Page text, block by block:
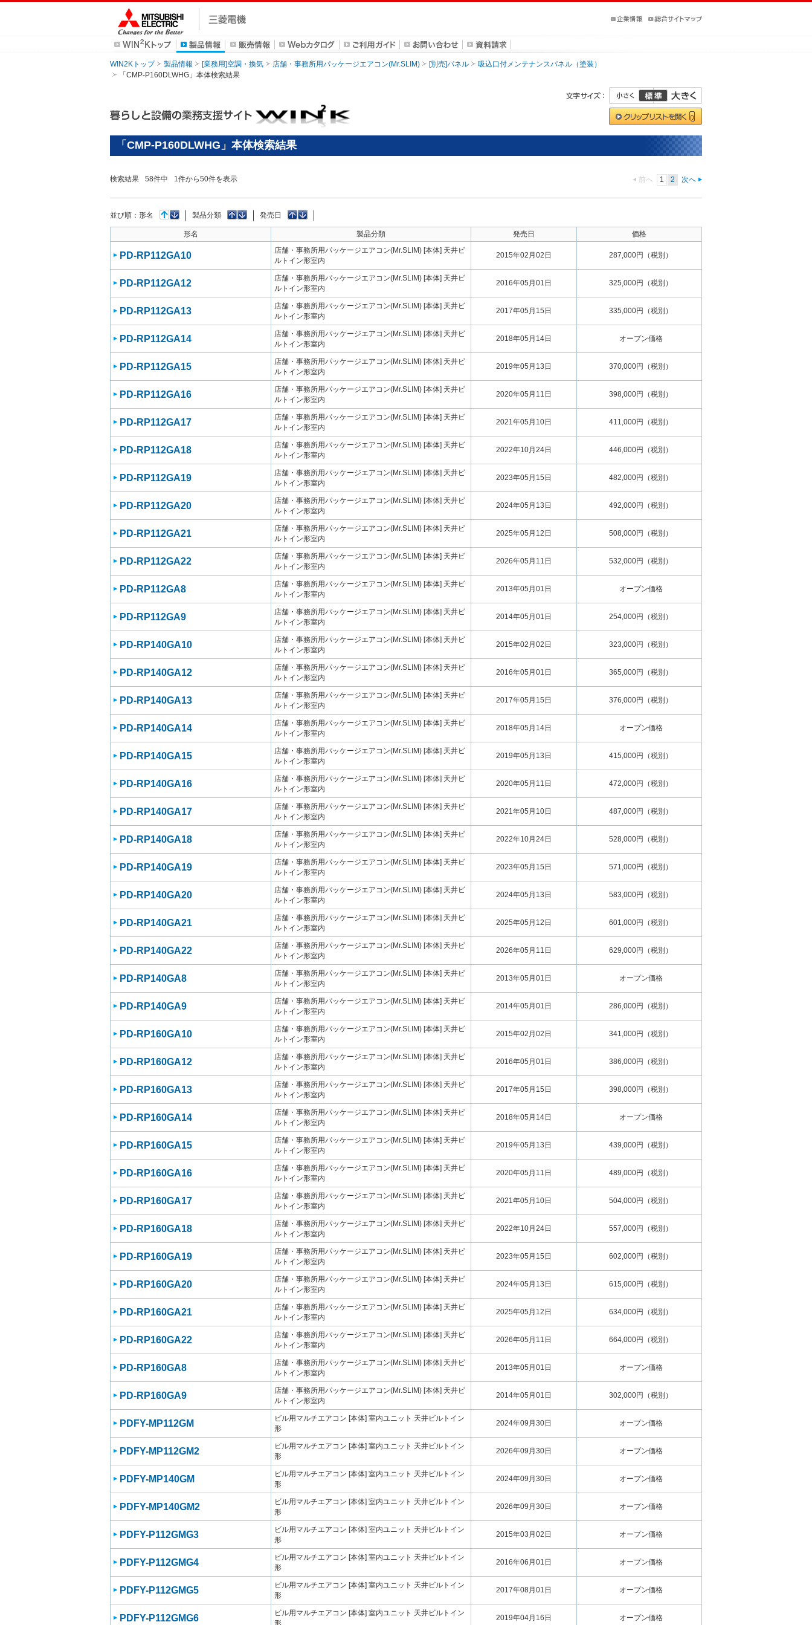
WIN2Kトップ 製品情報 [業務用]空調・換気 店舗・事務所用パッケージエアコン(Mr.SLIM) [別売]パネル
吸込口付メンテナンスパネル（塗装）
「CMP-P160DLWHG」本体検索結果
「CMP-P160DLWHG」本体検索結果
検索結果 58件中 1件から50件を表示 前へ 1 2 次へ
並び順： 形名 製品分類 発売日
形名 製品分類 発売日 価格
PD-RP112GA10
店舗・事務所用パッケージエアコン(Mr.SLIM) [本体] 天井ビ
ルトイン形室内
2015年02月02日 287,000円（税別）
PD-RP112GA12
店舗・事務所用パッケージエアコン(Mr.SLIM) [本体] 天井ビ
ルトイン形室内
2016年05月01日 325,000円（税別）
PD-RP112GA13
店舗・事務所用パッケージエアコン(Mr.SLIM) [本体] 天井ビ
ルトイン形室内
2017年05月15日 335,000円（税別）
PD-RP112GA14
店舗・事務所用パッケージエアコン(Mr.SLIM) [本体] 天井ビ
ルトイン形室内
2018年05月14日 オープン価格
PD-RP112GA15
店舗・事務所用パッケージエアコン(Mr.SLIM) [本体] 天井ビ
ルトイン形室内
2019年05月13日 370,000円（税別）
PD-RP112GA16
店舗・事務所用パッケージエアコン(Mr.SLIM) [本体] 天井ビ
ルトイン形室内
2020年05月11日 398,000円（税別）
PD-RP112GA17
店舗・事務所用パッケージエアコン(Mr.SLIM) [本体] 天井ビ
ルトイン形室内
2021年05月10日 411,000円（税別）
PD-RP112GA18
店舗・事務所用パッケージエアコン(Mr.SLIM) [本体] 天井ビ
ルトイン形室内
2022年10月24日 446,000円（税別）
PD-RP112GA19
店舗・事務所用パッケージエアコン(Mr.SLIM) [本体] 天井ビ
ルトイン形室内
2023年05月15日 482,000円（税別）
PD-RP112GA20
店舗・事務所用パッケージエアコン(Mr.SLIM) [本体] 天井ビ
ルトイン形室内
2024年05月13日 492,000円（税別）
PD-RP112GA21
店舗・事務所用パッケージエアコン(Mr.SLIM) [本体] 天井ビ
ルトイン形室内
2025年05月12日 508,000円（税別）
PD-RP112GA22
店舗・事務所用パッケージエアコン(Mr.SLIM) [本体] 天井ビ
ルトイン形室内
2026年05月11日 532,000円（税別）
PD-RP112GA8
店舗・事務所用パッケージエアコン(Mr.SLIM) [本体] 天井ビ
ルトイン形室内
2013年05月01日 オープン価格
PD-RP112GA9
店舗・事務所用パッケージエアコン(Mr.SLIM) [本体] 天井ビ
ルトイン形室内
2014年05月01日 254,000円（税別）
PD-RP140GA10
店舗・事務所用パッケージエアコン(Mr.SLIM) [本体] 天井ビ
ルトイン形室内
2015年02月02日 323,000円（税別）
PD-RP140GA12
店舗・事務所用パッケージエアコン(Mr.SLIM) [本体] 天井ビ
ルトイン形室内
2016年05月01日 365,000円（税別）
PD-RP140GA13
店舗・事務所用パッケージエアコン(Mr.SLIM) [本体] 天井ビ
ルトイン形室内
2017年05月15日 376,000円（税別）
PD-RP140GA14
店舗・事務所用パッケージエアコン(Mr.SLIM) [本体] 天井ビ
ルトイン形室内
2018年05月14日 オープン価格
PD-RP140GA15
店舗・事務所用パッケージエアコン(Mr.SLIM) [本体] 天井ビ
ルトイン形室内
2019年05月13日 415,000円（税別）
PD-RP140GA16
店舗・事務所用パッケージエアコン(Mr.SLIM) [本体] 天井ビ
ルトイン形室内
2020年05月11日 472,000円（税別）
PD-RP140GA17
店舗・事務所用パッケージエアコン(Mr.SLIM) [本体] 天井ビ
ルトイン形室内
2021年05月10日 487,000円（税別）
PD-RP140GA18
店舗・事務所用パッケージエアコン(Mr.SLIM) [本体] 天井ビ
ルトイン形室内
2022年10月24日 528,000円（税別）
PD-RP140GA19
店舗・事務所用パッケージエアコン(Mr.SLIM) [本体] 天井ビ
ルトイン形室内
2023年05月15日 571,000円（税別）
PD-RP140GA20
店舗・事務所用パッケージエアコン(Mr.SLIM) [本体] 天井ビ
ルトイン形室内
2024年05月13日 583,000円（税別）
PD-RP140GA21
店舗・事務所用パッケージエアコン(Mr.SLIM) [本体] 天井ビ
ルトイン形室内
2025年05月12日 601,000円（税別）
PD-RP140GA22
店舗・事務所用パッケージエアコン(Mr.SLIM) [本体] 天井ビ
ルトイン形室内
2026年05月11日 629,000円（税別）
PD-RP140GA8
店舗・事務所用パッケージエアコン(Mr.SLIM) [本体] 天井ビ
ルトイン形室内
2013年05月01日 オープン価格
PD-RP140GA9
店舗・事務所用パッケージエアコン(Mr.SLIM) [本体] 天井ビ
ルトイン形室内
2014年05月01日 286,000円（税別）
PD-RP160GA10
店舗・事務所用パッケージエアコン(Mr.SLIM) [本体] 天井ビ
ルトイン形室内
2015年02月02日 341,000円（税別）
PD-RP160GA12
店舗・事務所用パッケージエアコン(Mr.SLIM) [本体] 天井ビ
ルトイン形室内
2016年05月01日 386,000円（税別）
PD-RP160GA13
店舗・事務所用パッケージエアコン(Mr.SLIM) [本体] 天井ビ
ルトイン形室内
2017年05月15日 398,000円（税別）
PD-RP160GA14
店舗・事務所用パッケージエアコン(Mr.SLIM) [本体] 天井ビ
ルトイン形室内
2018年05月14日 オープン価格
PD-RP160GA15
店舗・事務所用パッケージエアコン(Mr.SLIM) [本体] 天井ビ
ルトイン形室内
2019年05月13日 439,000円（税別）
PD-RP160GA16
店舗・事務所用パッケージエアコン(Mr.SLIM) [本体] 天井ビ
ルトイン形室内
2020年05月11日 489,000円（税別）
PD-RP160GA17
店舗・事務所用パッケージエアコン(Mr.SLIM) [本体] 天井ビ
ルトイン形室内
2021年05月10日 504,000円（税別）
PD-RP160GA18
店舗・事務所用パッケージエアコン(Mr.SLIM) [本体] 天井ビ
ルトイン形室内
2022年10月24日 557,000円（税別）
PD-RP160GA19
店舗・事務所用パッケージエアコン(Mr.SLIM) [本体] 天井ビ
ルトイン形室内
2023年05月15日 602,000円（税別）
PD-RP160GA20
店舗・事務所用パッケージエアコン(Mr.SLIM) [本体] 天井ビ
ルトイン形室内
2024年05月13日 615,000円（税別）
PD-RP160GA21
店舗・事務所用パッケージエアコン(Mr.SLIM) [本体] 天井ビ
ルトイン形室内
2025年05月12日 634,000円（税別）
PD-RP160GA22
店舗・事務所用パッケージエアコン(Mr.SLIM) [本体] 天井ビ
ルトイン形室内
2026年05月11日 664,000円（税別）
PD-RP160GA8
店舗・事務所用パッケージエアコン(Mr.SLIM) [本体] 天井ビ
ルトイン形室内
2013年05月01日 オープン価格
PD-RP160GA9
店舗・事務所用パッケージエアコン(Mr.SLIM) [本体] 天井ビ
ルトイン形室内
2014年05月01日 302,000円（税別）
PDFY-MP112GM
ビル用マルチエアコン [本体] 室内ユニット 天井ビルトイン
形
2024年09月30日 オープン価格
PDFY-MP112GM2
ビル用マルチエアコン [本体] 室内ユニット 天井ビルトイン
形
2026年09月30日 オープン価格
PDFY-MP140GM
ビル用マルチエアコン [本体] 室内ユニット 天井ビルトイン
形
2024年09月30日 オープン価格
PDFY-MP140GM2
ビル用マルチエアコン [本体] 室内ユニット 天井ビルトイン
形
2026年09月30日 オープン価格
PDFY-P112GMG3
ビル用マルチエアコン [本体] 室内ユニット 天井ビルトイン
形
2015年03月02日 オープン価格
PDFY-P112GMG4
ビル用マルチエアコン [本体] 室内ユニット 天井ビルトイン
形
2016年06月01日 オープン価格
PDFY-P112GMG5
ビル用マルチエアコン [本体] 室内ユニット 天井ビルトイン
形
2017年08月01日 オープン価格
PDFY-P112GMG6
ビル用マルチエアコン [本体] 室内ユニット 天井ビルトイン
形
2019年04月16日 オープン価格